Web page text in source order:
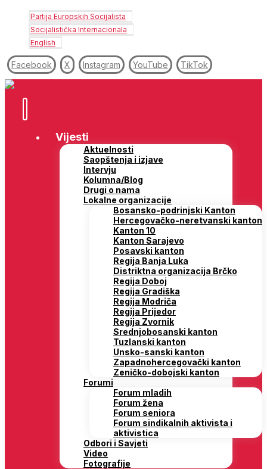
Partija Europskih Socijalista
Socijalistička Internacionala
English
Facebook X Instagram YouTube TikTok
Vijesti
Aktuelnosti
Saopštenja i izjave
Intervju
Kolumna/Blog
Drugi o nama
Lokalne organizacije
Bosansko-podrinjski Kanton
Hercegovačko-neretvanski kanton
Kanton 10
Kanton Sarajevo
Posavski kanton
Regija Banja Luka
Distriktna organizacija Brčko
Regija Doboj
Regija Gradiška
Regija Modriča
Regija Prijedor
Regija Zvornik
Srednjobosanski kanton
Tuzlanski kanton
Unsko-sanski kanton
Zapadnohercegovački kanton
Zeničko-dobojski kanton
Forumi
Forum mladih
Forum žena
Forum seniora
Forum sindikalnih aktivista i
aktivistica
Odbori i Savjeti
Video
Fotografije